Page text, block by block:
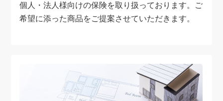
個人・法人様向けの保険を取り扱っております。ご
希望に添った商品をご提案させていただきます。